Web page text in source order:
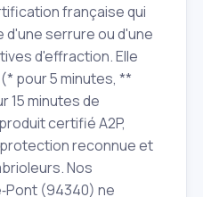
française qui
serrure ou d'une
d'effraction. Elle
pour 5 minutes, **
15 minutes de
certifié A2P,
reconnue et
Nos
(94340) ne